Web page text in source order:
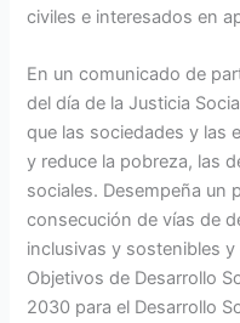
civiles e interesados en
En un comunicado de
del día de la Justicia
que las sociedades y las
y reduce la pobreza, las
sociales. Desempeña un
consecución de vías de
inclusivas y sostenibles
Objetivos de Desarrollo
2030 para el Desarrollo